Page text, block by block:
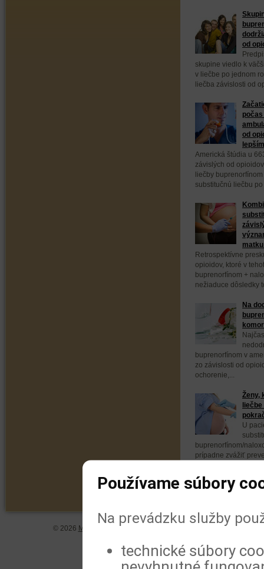
od
skupine viedlo k
v liečbe po jednom
liečba závislosti od
od
Americká štúdia u
závislých od
liečby
substitučnú liečbu
Retrospektívne
opioidov, ktoré v
buprenorfínom +
nežiaduce dôsledky
Na
buprenorfínom v
zo závislosti od
ochorenie,...
Ženy,
liečbe
U
buprenorfínom/
prípadne zvážiť
© 2026 MeDitorial | ISSN 1804-0802 | Zásady
Používame súbory
Na prevádzku služby
technické súbory